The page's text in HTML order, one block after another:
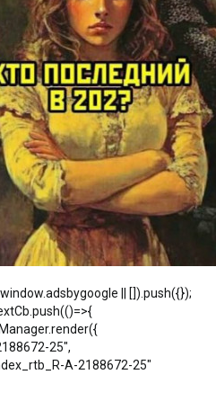
|| []).push({});
25",
A-2188672-25"